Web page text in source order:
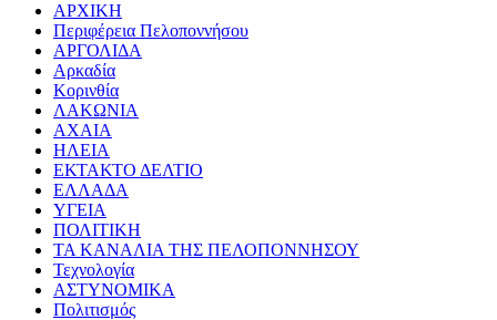
ΑΡΧΙΚΗ
Περιφέρεια Πελοποννήσου
ΑΡΓΟΛΙΔΑ
Αρκαδία
Κορινθία
ΛΑΚΩΝΙΑ
ΑΧΑΙΑ
ΗΛΕΙΑ
ΕΚΤΑΚΤΟ ΔΕΛΤΙΟ
ΕΛΛΑΔΑ
ΥΓΕΙΑ
ΠΟΛΙΤΙΚΗ
ΤΑ ΚΑΝΑΛΙΑ ΤΗΣ ΠΕΛΟΠΟΝΝΗΣΟΥ
Τεχνολογία
ΑΣΤΥΝΟΜΙΚΑ
Πολιτισμός